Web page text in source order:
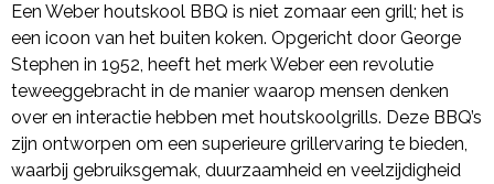
Een Weber houtskool BBQ is niet zomaar een grill; het is
een icoon van het buiten koken. Opgericht door George
Stephen in 1952, heeft het merk Weber een revolutie
teweeggebracht in de manier waarop mensen denken
over en interactie hebben met houtskoolgrills. Deze BBQ’s
zijn ontworpen om een superieure grillervaring te bieden,
waarbij gebruiksgemak, duurzaamheid en veelzijdigheid